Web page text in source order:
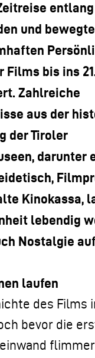
entlang
und
Films bis ins
Zahlreiche
aus der
der Tiroler
darunter
Kinokassa,
lebendig
Nostalgie
laufen
des Films
bevor die